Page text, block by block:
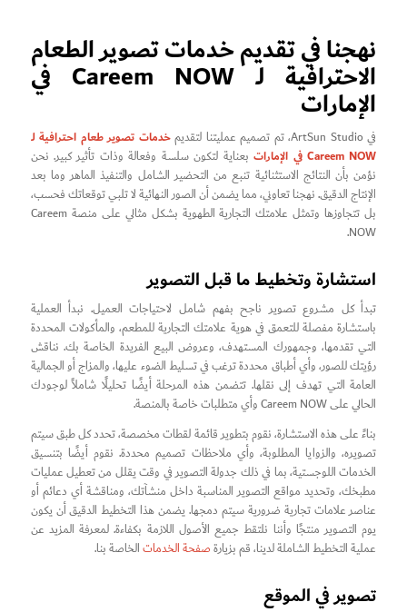
نهجنا في تقديم خدمات تصوير الطعام
الاحترافية لـ Careem NOW في
الإمارات
في ArtSun Studio، تم تصميم عمليتنا لتقديم
خدمات تصوير طعام احترافية لـ
Careem NOW في الإمارات
بعناية لتكون سلسة وفعالة وذات تأثير كبير. نحن
نؤمن بأن النتائج الاستثنائية تنبع من التحضير الشامل والتنفيذ الماهر وما بعد
الإنتاج الدقيق. نهجنا تعاوني، مما يضمن أن الصور النهائية لا تلبي توقعاتك فحسب،
بل تتجاوزها وتمثل علامتك التجارية الطهوية بشكل مثالي على منصة Careem
NOW.
استشارة وتخطيط ما قبل التصوير
تبدأ كل مشروع تصوير ناجح بفهم شامل لاحتياجات العميل. نبدأ العملية
باستشارة مفصلة للتعمق في هوية علامتك التجارية للمطعم، والمأكولات المحددة
التي تقدمها، وجمهورك المستهدف، وعروض البيع الفريدة الخاصة بك. نناقش
رؤيتك للصور، وأي أطباق محددة ترغب في تسليط الضوء عليها، والمزاج أو الجمالية
العامة التي تهدف إلى نقلها. تتضمن هذه المرحلة أيضًا تحليلًا شاملاً لوجودك
الحالي على Careem NOW وأي متطلبات خاصة بالمنصة.
بناءً على هذه الاستشارة، نقوم بتطوير قائمة لقطات مخصصة، تحدد كل طبق سيتم
تصويره، والزوايا المطلوبة، وأي ملاحظات تصميم محددة. نقوم أيضًا بتنسيق
الخدمات اللوجستية، بما في ذلك جدولة التصوير في وقت يقلل من تعطيل عمليات
مطبخك، وتحديد مواقع التصوير المناسبة داخل منشآتك، ومناقشة أي دعائم أو
عناصر علامات تجارية ضرورية سيتم دمجها. يضمن هذا التخطيط الدقيق أن يكون
يوم التصوير منتجًا وأننا نلتقط جميع الأصول اللازمة بكفاءة. لمعرفة المزيد عن
عملية التخطيط الشاملة لدينا، قم بزيارةصفحة الخدماتالخاصة بنا.
تصوير في الموقع